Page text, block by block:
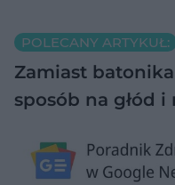
POLECANY ARTYKUŁ:
Zamiast
sposób na głód i